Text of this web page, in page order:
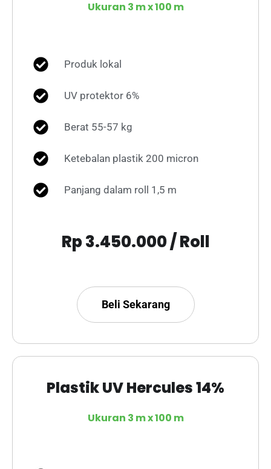
Ukuran 3 m x 100 m
Produk lokal
UV protektor 6%
Berat 55-57 kg
Ketebalan plastik 200 micron
Panjang dalam roll 1,5 m
Rp 3.450.000 / Roll
Beli Sekarang
Plastik UV Hercules 14%
Ukuran 3 m x 100 m